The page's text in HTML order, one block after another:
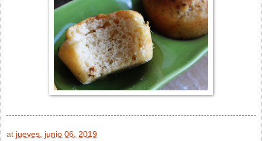
at jueves, junio 06, 2019